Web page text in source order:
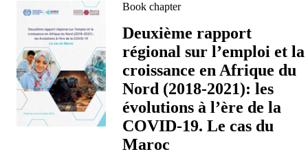
Book chapter
Deuxième rapport
régional sur l’emploi et la
croissance en Afrique du
Nord (2018-2021): les
évolutions à l’ère de la
COVID-19. Le cas du
Maroc